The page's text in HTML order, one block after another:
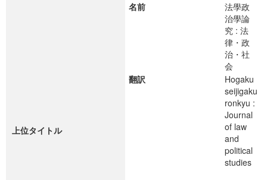
上位タイトル
名前
法學政
治學論
究 : 法
律・政
治・社
会
翻訳
Hogaku
seijigaku
ronkyu :
Journal
of law
and
political
studies